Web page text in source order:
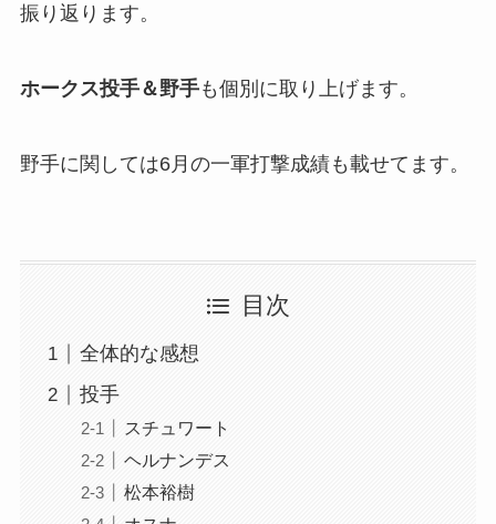
振り返ります。
ホークス投手＆野手も個別に取り上げます。
野手に関しては6月の一軍打撃成績も載せてます。
目次
全体的な感想
投手
スチュワート
ヘルナンデス
松本裕樹